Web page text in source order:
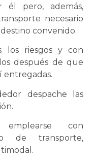
él pero, además,
necesario
convenido.
los riesgos y con
después de que
entregadas.
despache las
con
de transporte,
.